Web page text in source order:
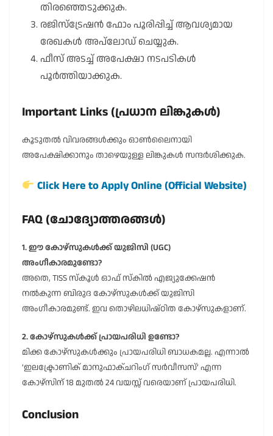
തിരഞ്ഞെടുക്കുക.
രജിസ്ട്രേഷൻ ഫോം പൂരിപ്പിച്ച് ആവശ്യമായ
രേഖകൾ അപ്‌ലോഡ് ചെയ്യുക.
ഫീസ് അടച്ച് അപേക്ഷാ നടപടികൾ
പൂർത്തിയാക്കുക.
Important Links (പ്രധാന ലിങ്കുകൾ)
കൂടുതൽ വിവരങ്ങൾക്കും ഓൺലൈനായി
അപേക്ഷിക്കാനും താഴെയുള്ള ലിങ്കുകൾ സന്ദർശിക്കുക.
Click Here to Apply Online (Official Website)
FAQ (ചോദ്യോത്തരങ്ങൾ)
1. ഈ കോഴ്സുകൾക്ക് യുജിസി (UGC)
അംഗീകാരമുണ്ടോ?
അതെ, TISS സ്കൂൾ ഓഫ് സ്കിൽ എജ്യുക്കേഷൻ
നൽകുന്ന ബിരുദ കോഴ്സുകൾക്ക് യുജിസി
അംഗീകാരമുണ്ട്. ഇവ തൊഴിലധിഷ്ഠിത കോഴ്സുകളാണ്.
2. കോഴ്സുകൾക്ക് പ്രായപരിധി ഉണ്ടോ?
മിക്ക കോഴ്സുകൾക്കും പ്രായപരിധി ബാധകമല്ല. എന്നാൽ
‘ഇലക്ട്രോണിക് മാനുഫാക്ചറിംഗ് സർവീസസ്’ എന്ന
കോഴ്സിന് 18 മുതൽ 24 വയസ്സ് വരെയാണ് പ്രായപരിധി.
Conclusion